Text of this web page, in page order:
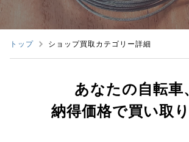
トップ ショップ買取カテゴリー詳細
あなたの自転車
納得価格で買い取